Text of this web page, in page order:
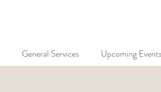
General Services Upcoming Events